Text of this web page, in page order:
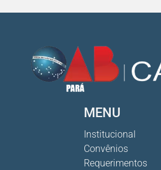
MENU
Institucional
Convênios
Requerimentos